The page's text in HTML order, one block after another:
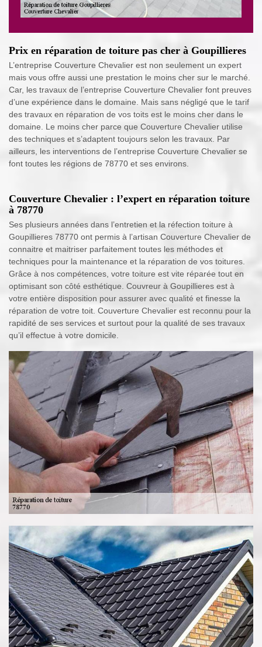
Prix en réparation de toiture pas cher à Goupillieres
L’entreprise Couverture Chevalier est non seulement un expert
mais vous offre aussi une prestation le moins cher sur le marché.
Car, les travaux de l’entreprise Couverture Chevalier font preuves
d’une expérience dans le domaine. Mais sans négligé que le tarif
des travaux en réparation de vos toits est le moins cher dans le
domaine. Le moins cher parce que Couverture Chevalier utilise
des techniques et s’adaptent toujours selon les travaux. Par
ailleurs, les interventions de l’entreprise Couverture Chevalier se
font toutes les régions de 78770 et ses environs.
Couverture Chevalier : l’expert en réparation toiture
à 78770
Ses plusieurs années dans l’entretien et la réfection toiture à
Goupillieres 78770 ont permis à l’artisan Couverture Chevalier de
connaitre et maitriser parfaitement toutes les méthodes et
techniques pour la maintenance et la réparation de vos toitures.
Grâce à nos compétences, votre toiture est vite réparée tout en
optimisant son côté esthétique. Couvreur à Goupillieres est à
votre entière disposition pour assurer avec qualité et finesse la
réparation de votre toit. Couverture Chevalier est reconnu pour la
rapidité de ses services et surtout pour la qualité de ses travaux
qu’il effectue à votre domicile.